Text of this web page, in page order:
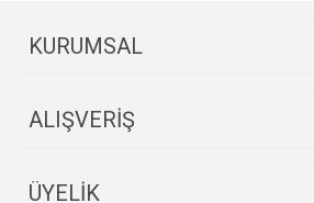
KURUMSAL
ALIŞVERİŞ
ÜYELİK